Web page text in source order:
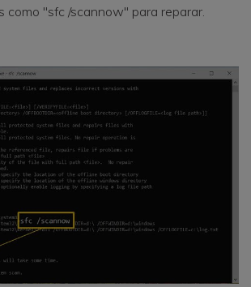
como "sfc /scannow" para reparar.